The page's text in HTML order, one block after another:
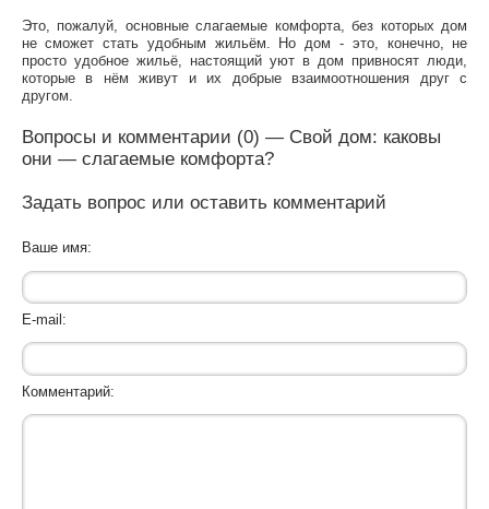
Это, пожалуй, основные слагаемые комфорта, без которых дом
не сможет стать удобным жильём. Но дом - это, конечно, не
просто удобное жильё, настоящий уют в дом привносят люди,
которые в нём живут и их добрые взаимоотношения друг с
другом.
Вопросы и комментарии (0) — Свой дом: каковы
они — слагаемые комфорта?
Задать вопрос или оставить комментарий
Ваше имя:
E-mail:
Комментарий: